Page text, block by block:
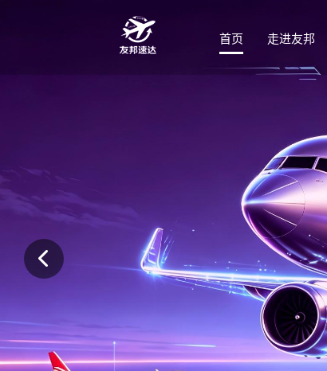
首页 走进友邦